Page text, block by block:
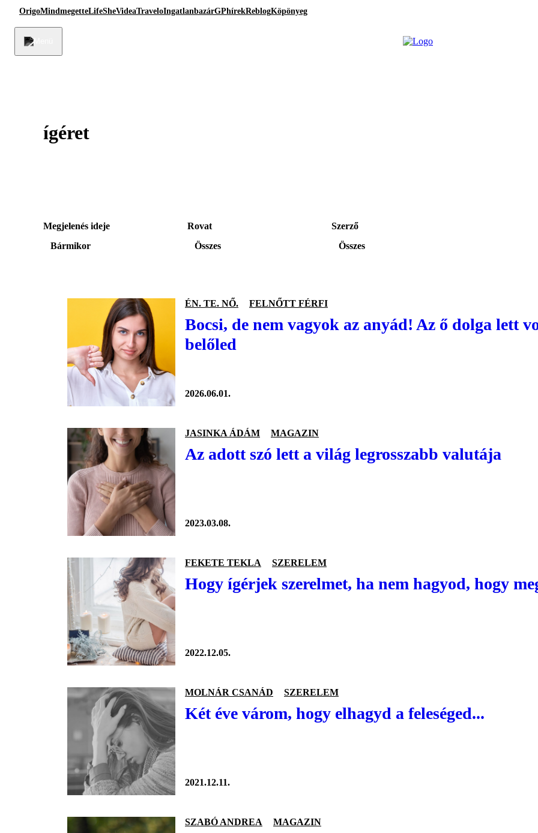
OrigoMindmegetteLifeSheVideaTraveloIngatlanbazárGPhírekReblogKöpönyeg
ígéret
Megjelenés ideje
Bármikor
Rovat
Összes
Szerző
Összes
ÉN. TE. NŐ. FELNŐTT FÉRFI
Bocsi, de nem vagyok az anyád! Az ő dolga lett
belőled
2026.06.01.
JASINKA ÁDÁM MAGAZIN
Az adott szó lett a világ legrosszabb valutája
2023.03.08.
FEKETE TEKLA SZERELEM
Hogy ígérjek szerelmet, ha nem hagyod, hogy
2022.12.05.
MOLNÁR CSANÁD SZERELEM
Két éve várom, hogy elhagyd a feleséged...
2021.12.11.
SZABÓ ANDREA MAGAZIN